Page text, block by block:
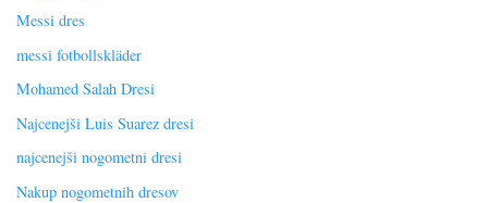
Messi dres
messi fotbollskläder
Mohamed Salah Dresi
Najcenejši Luis Suarez dresi
najcenejši nogometni dresi
Nakup nogometnih dresov